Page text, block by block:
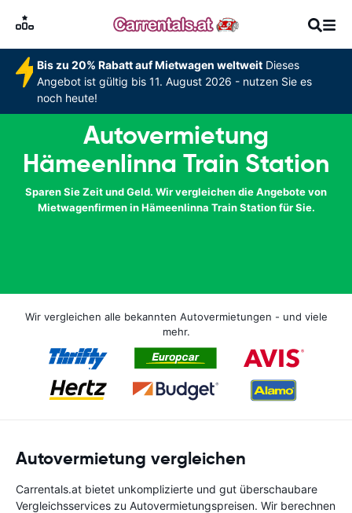
Bis zu 20% Rabatt auf Mietwagen weltweitDieses
Angebot ist gültig bis 11. August 2026 - nutzen Sie es
noch heute!
Autovermietung
Hämeenlinna Train Station
Sparen Sie Zeit und Geld. Wir vergleichen die Angebote von
Mietwagenfirmen in Hämeenlinna Train Station für Sie.
Wir vergleichen alle bekannten Autovermietungen - und viele
mehr.
Autovermietung vergleichen
Carrentals.at bietet unkomplizierte und gut überschaubare
Vergleichsservices zu Autovermietungspreisen. Wir berechnen